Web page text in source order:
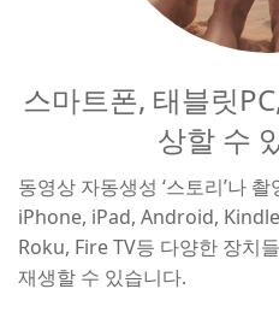
스마트폰, 태블릿
상할 수
동영상 자동생성 ‘스토리’나
iPhone, iPad, Android,
Roku, Fire TV등 다양한 장치
재생할 수 있습니다.